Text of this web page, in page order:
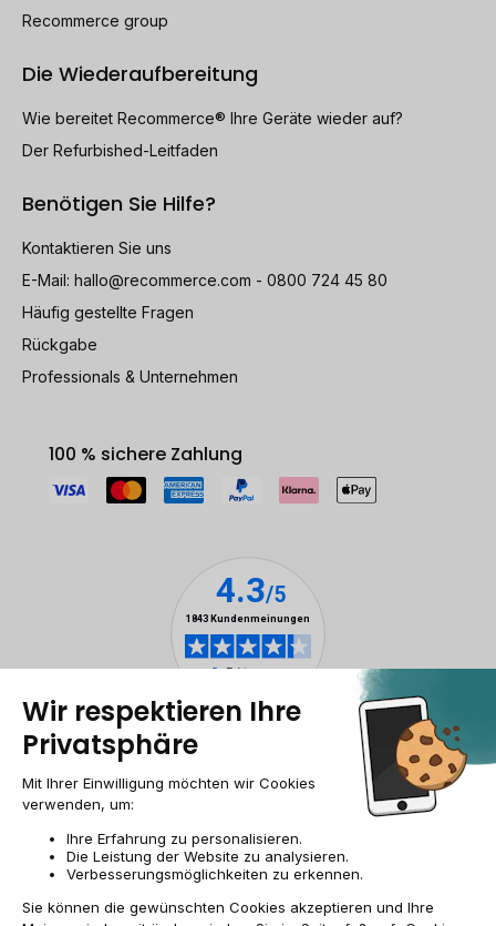
Recommerce group
Die Wiederaufbereitung
Wie bereitet Recommerce® Ihre Geräte wieder auf?
Der Refurbished-Leitfaden
Benötigen Sie Hilfe?
Kontaktieren Sie uns
E-Mail: hallo@recommerce.com - 0800 724 45 80
Häufig gestellte Fragen
Rückgabe
Professionals & Unternehmen
100 % sichere Zahlung
Impressum & ANB Allgemeine GeschäftsbedingungenCookies
Personenbezogener datenBarrierefreiheit